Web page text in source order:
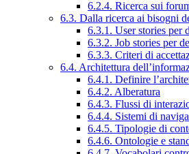
6.2.4. Ricerca sui
6.3. Dalla ricerca ai bisogni
6.3.1. User stories per
6.3.2. Job stories per
6.3.3. Criteri di
6.4. Architettura
6.4.1. Definire
6.4.2. Alberatura
6.4.3. Flussi di
6.4.4. Sistemi di
6.4.5. Tipologie di
6.4.6. Ontologie e